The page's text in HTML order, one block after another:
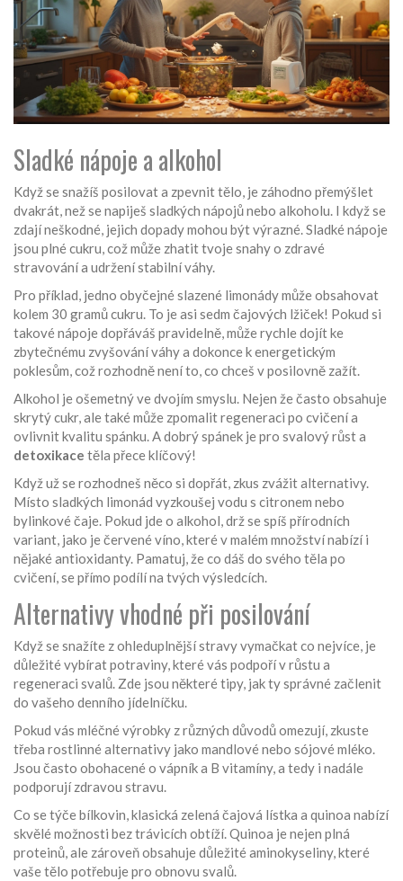
Sladké nápoje a alkohol
Když se snažíš posilovat a zpevnit tělo, je záhodno přemýšlet
dvakrát, než se napiješ sladkých nápojů nebo alkoholu. I když se
zdají neškodné, jejich dopady mohou být výrazné. Sladké nápoje
jsou plné cukru, což může zhatit tvoje snahy o zdravé
stravování a udržení stabilní váhy.
Pro příklad, jedno obyčejné slazené limonády může obsahovat
kolem 30 gramů cukru. To je asi sedm čajových lžiček! Pokud si
takové nápoje dopřáváš pravidelně, může rychle dojít ke
zbytečnému zvyšování váhy a dokonce k energetickým
poklesům, což rozhodně není to, co chceš v posilovně zažít.
Alkohol je ošemetný ve dvojím smyslu. Nejen že často obsahuje
skrytý cukr, ale také může zpomalit regeneraci po cvičení a
ovlivnit kvalitu spánku. A dobrý spánek je pro svalový růst a
detoxikace těla přece klíčový!
Když už se rozhodneš něco si dopřát, zkus zvážit alternativy.
Místo sladkých limonád vyzkoušej vodu s citronem nebo
bylinkové čaje. Pokud jde o alkohol, drž se spíš přírodních
variant, jako je červené víno, které v malém množství nabízí i
nějaké antioxidanty. Pamatuj, že co dáš do svého těla po
cvičení, se přímo podílí na tvých výsledcích.
Alternativy vhodné při posilování
Když se snažíte z ohleduplnější stravy vymačkat co nejvíce, je
důležité vybírat potraviny, které vás podpoří v růstu a
regeneraci svalů. Zde jsou některé tipy, jak ty správné začlenit
do vašeho denního jídelníčku.
Pokud vás mléčné výrobky z různých důvodů omezují, zkuste
třeba rostlinné alternativy jako mandlové nebo sójové mléko.
Jsou často obohacené o vápník a B vitamíny, a tedy i nadále
podporují zdravou stravu.
Co se týče bílkovin, klasická zelená čajová lístka a quinoa nabízí
skvělé možnosti bez trávicích obtíží. Quinoa je nejen plná
proteinů, ale zároveň obsahuje důležité aminokyseliny, které
vaše tělo potřebuje pro obnovu svalů.